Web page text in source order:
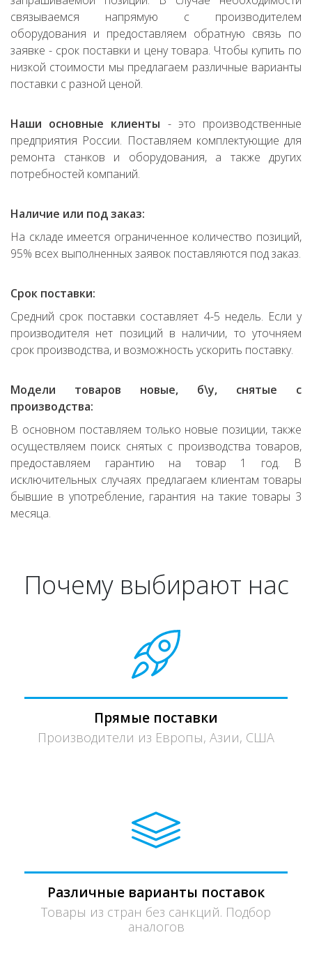
связываемся напрямую с производителем
оборудования и предоставляем обратную связь по
заявке - срок поставки и цену товара. Чтобы купить по
низкой стоимости мы предлагаем различные варианты
поставки с разной ценой.
Наши основные клиенты - это производственные
предприятия России. Поставляем комплектующие для
ремонта станков и оборудования, а также других
потребностей компаний.
Наличие или под заказ:
На складе имеется ограниченное количество позиций,
95% всех выполненных заявок поставляются под заказ.
Срок поставки:
Средний срок поставки составляет 4-5 недель. Если у
производителя нет позиций в наличии, то уточняем
срок производства, и возможность ускорить поставку.
Модели товаров новые, б\у, снятые с
производства:
В основном поставляем только новые позиции, также
осуществляем поиск снятых с производства товаров,
предоставляем гарантию на товар 1 год. В
исключительных случаях предлагаем клиентам товары
бывшие в употребление, гарантия на такие товары 3
месяца.
Почему выбирают нас
Прямые поставки
Производители из Европы, Азии, США
Различные варианты поставок
Товары из стран без санкций. Подбор
аналогов